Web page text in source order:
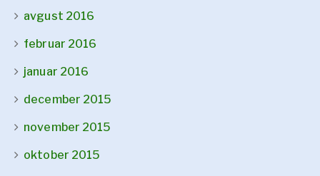
avgust 2016
februar 2016
januar 2016
december 2015
november 2015
oktober 2015